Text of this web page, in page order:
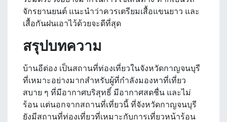
จักรยานยนต์ แนะนำว่าควรเตรียมเสื้อแขนยาว และ
เสื้อกันฝนเอาไว้ด้วยจะดีที่สุด
สรุปบทความ
บ้านอีต่อง เป็นสถานที่ท่องเที่ยวในจังหวัดกาญจนบุรี
ที่เหมาะอย่างมากสำหรับผู้ที่กำลังมองหาที่เที่ยว
สบาย ๆ ที่มีอากาศบริสุทธิ์ มีอากาศสดชื่น และไม่
ร้อน แต่นอกจากสถานที่เที่ยวนี้ ที่จังหวัดกาญจนบุรี
ยังมีสถานที่ท่องเที่ยวที่เหมาะกับการเที่ยวหน้าร้อน